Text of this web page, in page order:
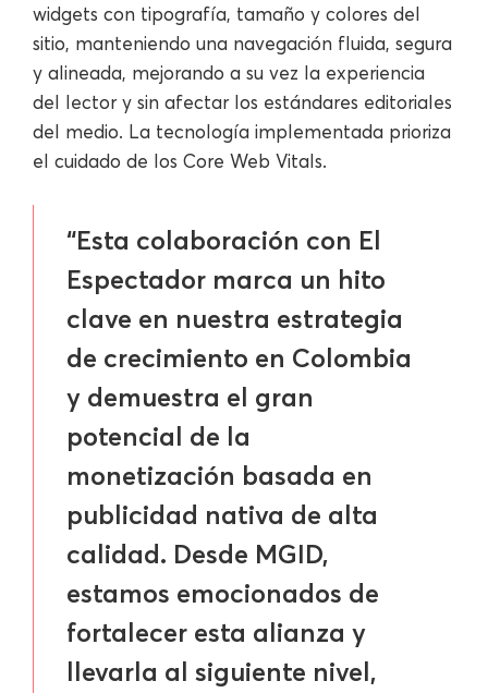
widgets con tipografía, tamaño y colores del
sitio, manteniendo una navegación fluida, segura
y alineada, mejorando a su vez la experiencia
del lector y sin afectar los estándares editoriales
del medio. La tecnología implementada prioriza
el cuidado de los Core Web Vitals.
“Esta colaboración con El
Espectador marca un hito
clave en nuestra estrategia
de crecimiento en Colombia
y demuestra el gran
potencial de la
monetización basada en
publicidad nativa de alta
calidad. Desde MGID,
estamos emocionados de
fortalecer esta alianza y
llevarla al siguiente nivel,